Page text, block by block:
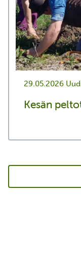
29.05.2026
Kesän